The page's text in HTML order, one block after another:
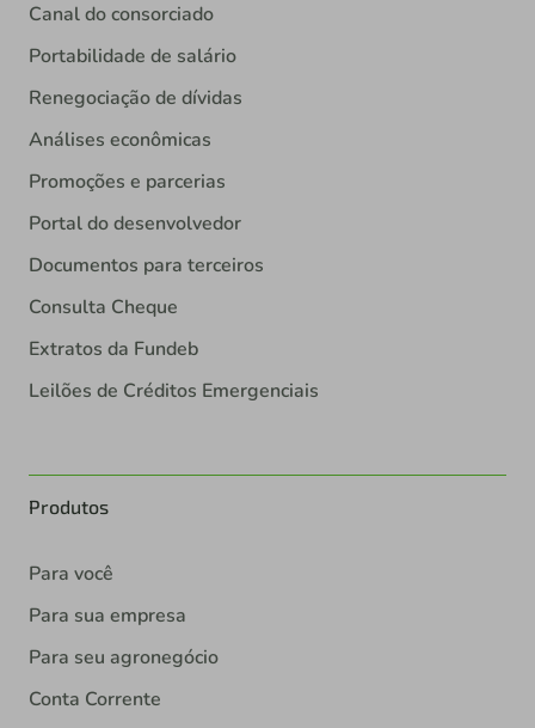
Canal do consorciado
Portabilidade de salário
Renegociação de dívidas
Análises econômicas
Promoções e parcerias
Portal do desenvolvedor
Documentos para terceiros
Consulta Cheque
Extratos da Fundeb
Leilões de Créditos Emergenciais
Produtos
Para você
Para sua empresa
Para seu agronegócio
Conta Corrente